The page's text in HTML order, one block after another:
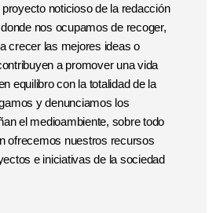
noticioso de la redacción
nos ocupamos de recoger,
crecer las mejores ideas o
a promover una vida
equilibro con la totalidad de la
y denunciamos los
el medioambiente, sobre todo
ofrecemos nuestros recursos
e iniciativas de la sociedad